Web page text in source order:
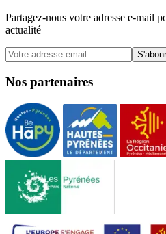
Partagez-nous votre adresse e-mail
actualité
Nos partenaires